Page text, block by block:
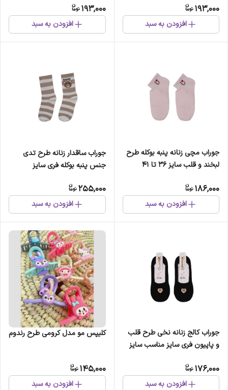
193,000
افزودن به سبد
193,000
افزودن به سبد
جوراب مچی زنانه پنبه بوکله طرح
لبخند و قلب سایز 36 تا 41
186,000
افزودن به سبد
جوراب ساقدار زنانه طرح تدی
جنس پنبه بوکله فری سایز
255,000
افزودن به سبد
جوراب کالج زنانه نخی طرح قلب
و پاپیون فری سایز مناسب سایز
176,000
افزودن به سبد
کلیپس مو مدل کرومی طرح رندوم
145,000
افزودن به سبد